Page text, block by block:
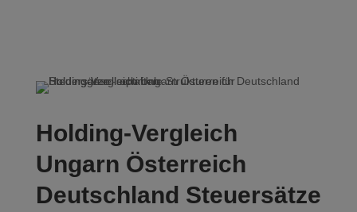
Holding-Vergleich
Ungarn Österreich
Deutschland Steuersätze